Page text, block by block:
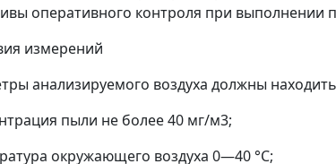
оперативного контроля при выполнении
измерений
анализируемого воздуха должны
пыли не более 40 мг/м3;
окружающего воздуха 0—40 °С;